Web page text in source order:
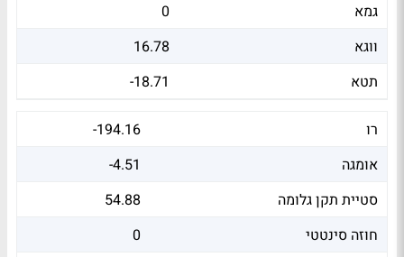
גמא
0
ווגא
16.78
תטא
-18.71
רו
-194.16
אומגה
-4.51
סטיית תקן גלומה
54.88
חוזה סינטטי
0